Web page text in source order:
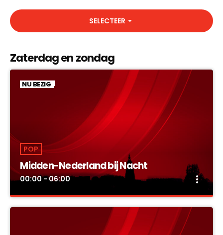
SELECTEER arrow_drop_down
Zaterdag en zondag
NU BEZIG
POP
Midden-Nederland bij Nacht
00:00 - 06:00 more_vert
Midden-Nederland bij Nacht
De beste non-stop muziek!
close